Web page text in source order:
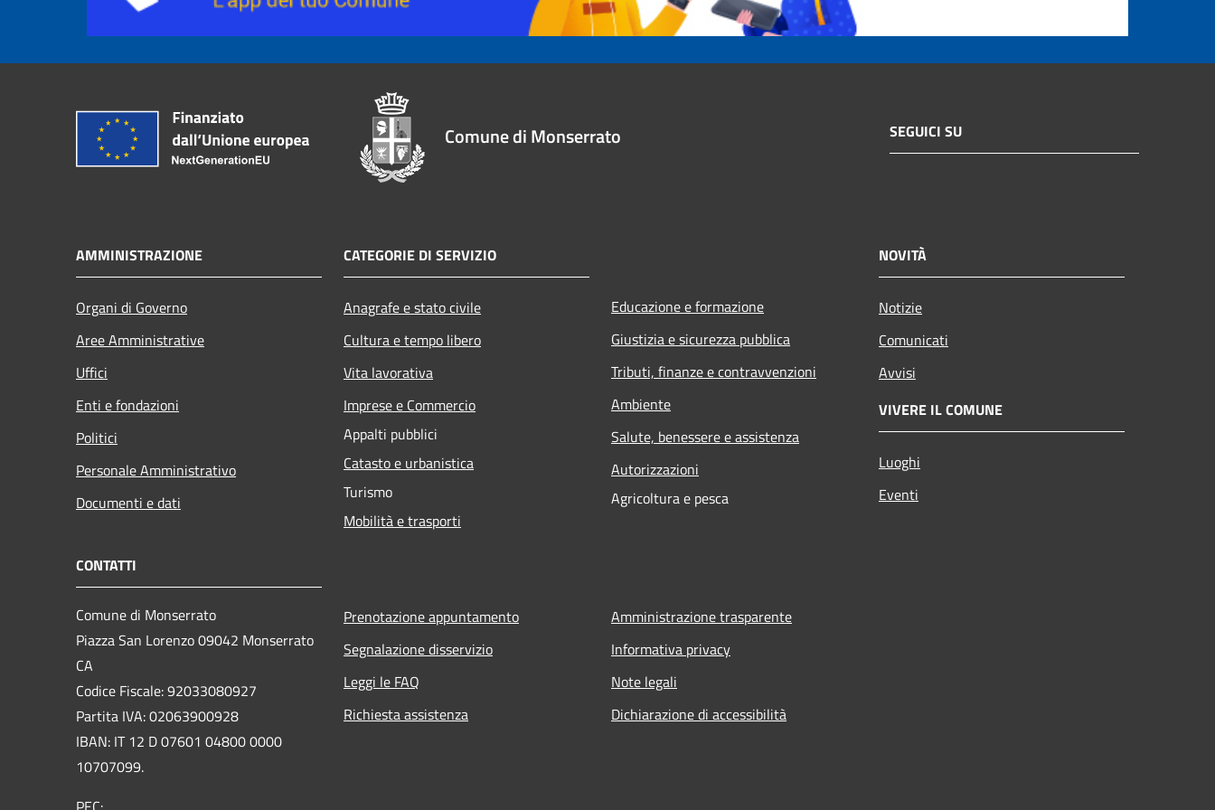
Comune di Monserrato SEGUICI SU
AMMINISTRAZIONE
Organi di Governo
Aree Amministrative
Uffici
Enti e fondazioni
Politici
Personale Amministrativo
Documenti e dati
CATEGORIE DI SERVIZIO
Anagrafe e stato civile
Cultura e tempo libero
Vita lavorativa
Imprese e Commercio
Appalti pubblici
Catasto e urbanistica
Turismo
Mobilità e trasporti
Educazione e formazione
Giustizia e sicurezza pubblica
Tributi, finanze e contravvenzioni
Ambiente
Salute, benessere e assistenza
Autorizzazioni
Agricoltura e pesca
NOVITÀ
Notizie
Comunicati
Avvisi
VIVERE IL COMUNE
Luoghi
Eventi
CONTATTI
Comune di Monserrato
Piazza San Lorenzo 09042 Monserrato
CA
Codice Fiscale: 92033080927
Partita IVA: 02063900928
IBAN: IT 12 D 07601 04800 0000
10707099.
Prenotazione appuntamento
Segnalazione disservizio
Leggi le FAQ
Richiesta assistenza
Amministrazione trasparente
Informativa privacy
Note legali
Dichiarazione di accessibilità